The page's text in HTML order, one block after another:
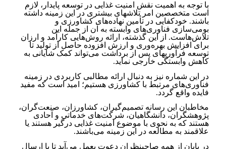
با توجه به اهمیت نقش امنیت غذایی در توسعه پایدار، لازم
است متخصصین امر تلاش‎های بیشتری در این زمینه داشته
باشند. خودکفایی در تأمین نهاده‌های کشاورزی و
بومی‌سازی فناوری‌های وابسته به آن از جمله این
تلاش‌هاست. از این گذشته، ارائه روش‌هایی کارآمد و ارزان
برای افزایش بهره‌وری و ارزش افزوده حاصل از تولید تا
توسعه فرآوری­های پس از برداشت می‌تواند کمک شایانی به
کاهش وابستگی خارجی نماید.
در این شماره نیز به دنبال ارائه مطالبی کاربردی در زمینه
فناوری‌های مرتبط با کشاورزی هستیم؛ امید است که مفید
فایده واقع گردد.
مخاطبان این رسانه تصمیم‌گیران، کشاورزان، صنعت‌گران،
پژوهشگران، دانشگاهیان، شرکت‌های خدماتی و آحادی
هستند که به نحوی با موضوع امنیت غذایی درگیر هستند یا
علاقمند به مطالعه در این زمینه می‌باشند.
در پایان از همه صاحب­نظران دعوت بعمل می‌آید تا با ارسال